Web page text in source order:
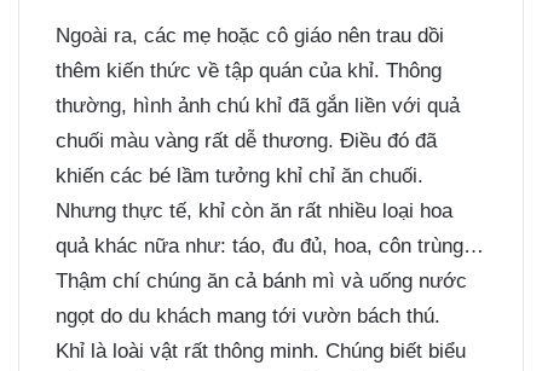
Ngoài ra, các mẹ hoặc cô giáo nên trau dồi
thêm kiến thức về tập quán của khỉ. Thông
thường, hình ảnh chú khỉ đã gắn liền với quả
chuối màu vàng rất dễ thương. Điều đó đã
khiến các bé lầm tưởng khỉ chỉ ăn chuối.
Nhưng thực tế, khỉ còn ăn rất nhiều loại hoa
quả khác nữa như: táo, đu đủ, hoa, côn trùng…
Thậm chí chúng ăn cả bánh mì và uống nước
ngọt do du khách mang tới vườn bách thú.
Khỉ là loài vật rất thông minh. Chúng biết biểu